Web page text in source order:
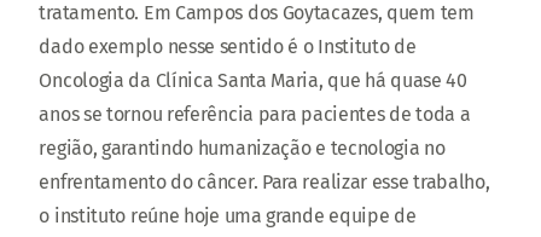
tratamento. Em Campos dos Goytacazes, quem tem
dado exemplo nesse sentido é o Instituto de
Oncologia da Clínica Santa Maria, que há quase 40
anos se tornou referência para pacientes de toda a
região, garantindo humanização e tecnologia no
enfrentamento do câncer. Para realizar esse trabalho,
o instituto reúne hoje uma grande equipe de